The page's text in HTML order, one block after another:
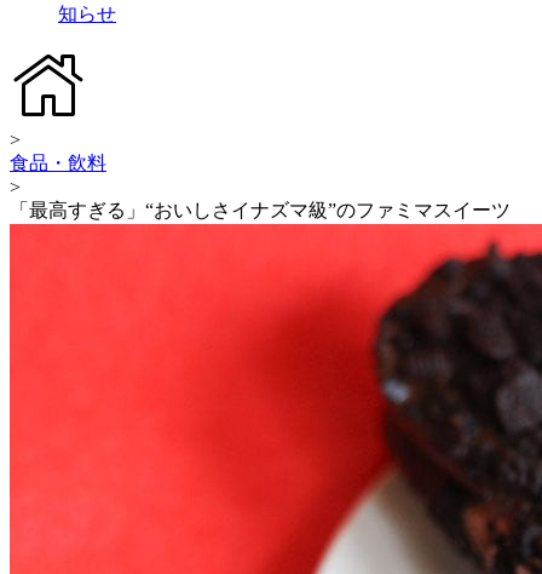
知らせ
>
食品・飲料
>
「最高すぎる」“おいしさイナズマ級”のファミマスイーツ